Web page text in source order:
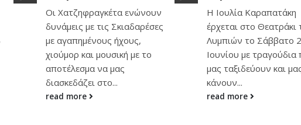
Η Ιουλία Καραπατάκη
έρχεται στο Θεατράκι των
Λυμπιών το Σάββατο 29
Ιουνίου με τραγούδια που
μας ταξιδεύουν και μας
κάνουν...
read more
Live στην Κύπρο
Ο Δίεση 101,1
τον Γιώργο Νταλάρα
Βασίλη
Τριάντα τέσσερα
μετά την σύμπραξή
ΑΤΤΙΚΟΝ, ο...